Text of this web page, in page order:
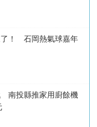
了！ 石岡熱氣球嘉年
南投縣推家用廚餘機